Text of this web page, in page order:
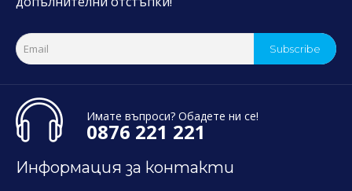
Subscribe
Имате въпроси? Обадете ни се!
0876 221 221
Информация за контакти